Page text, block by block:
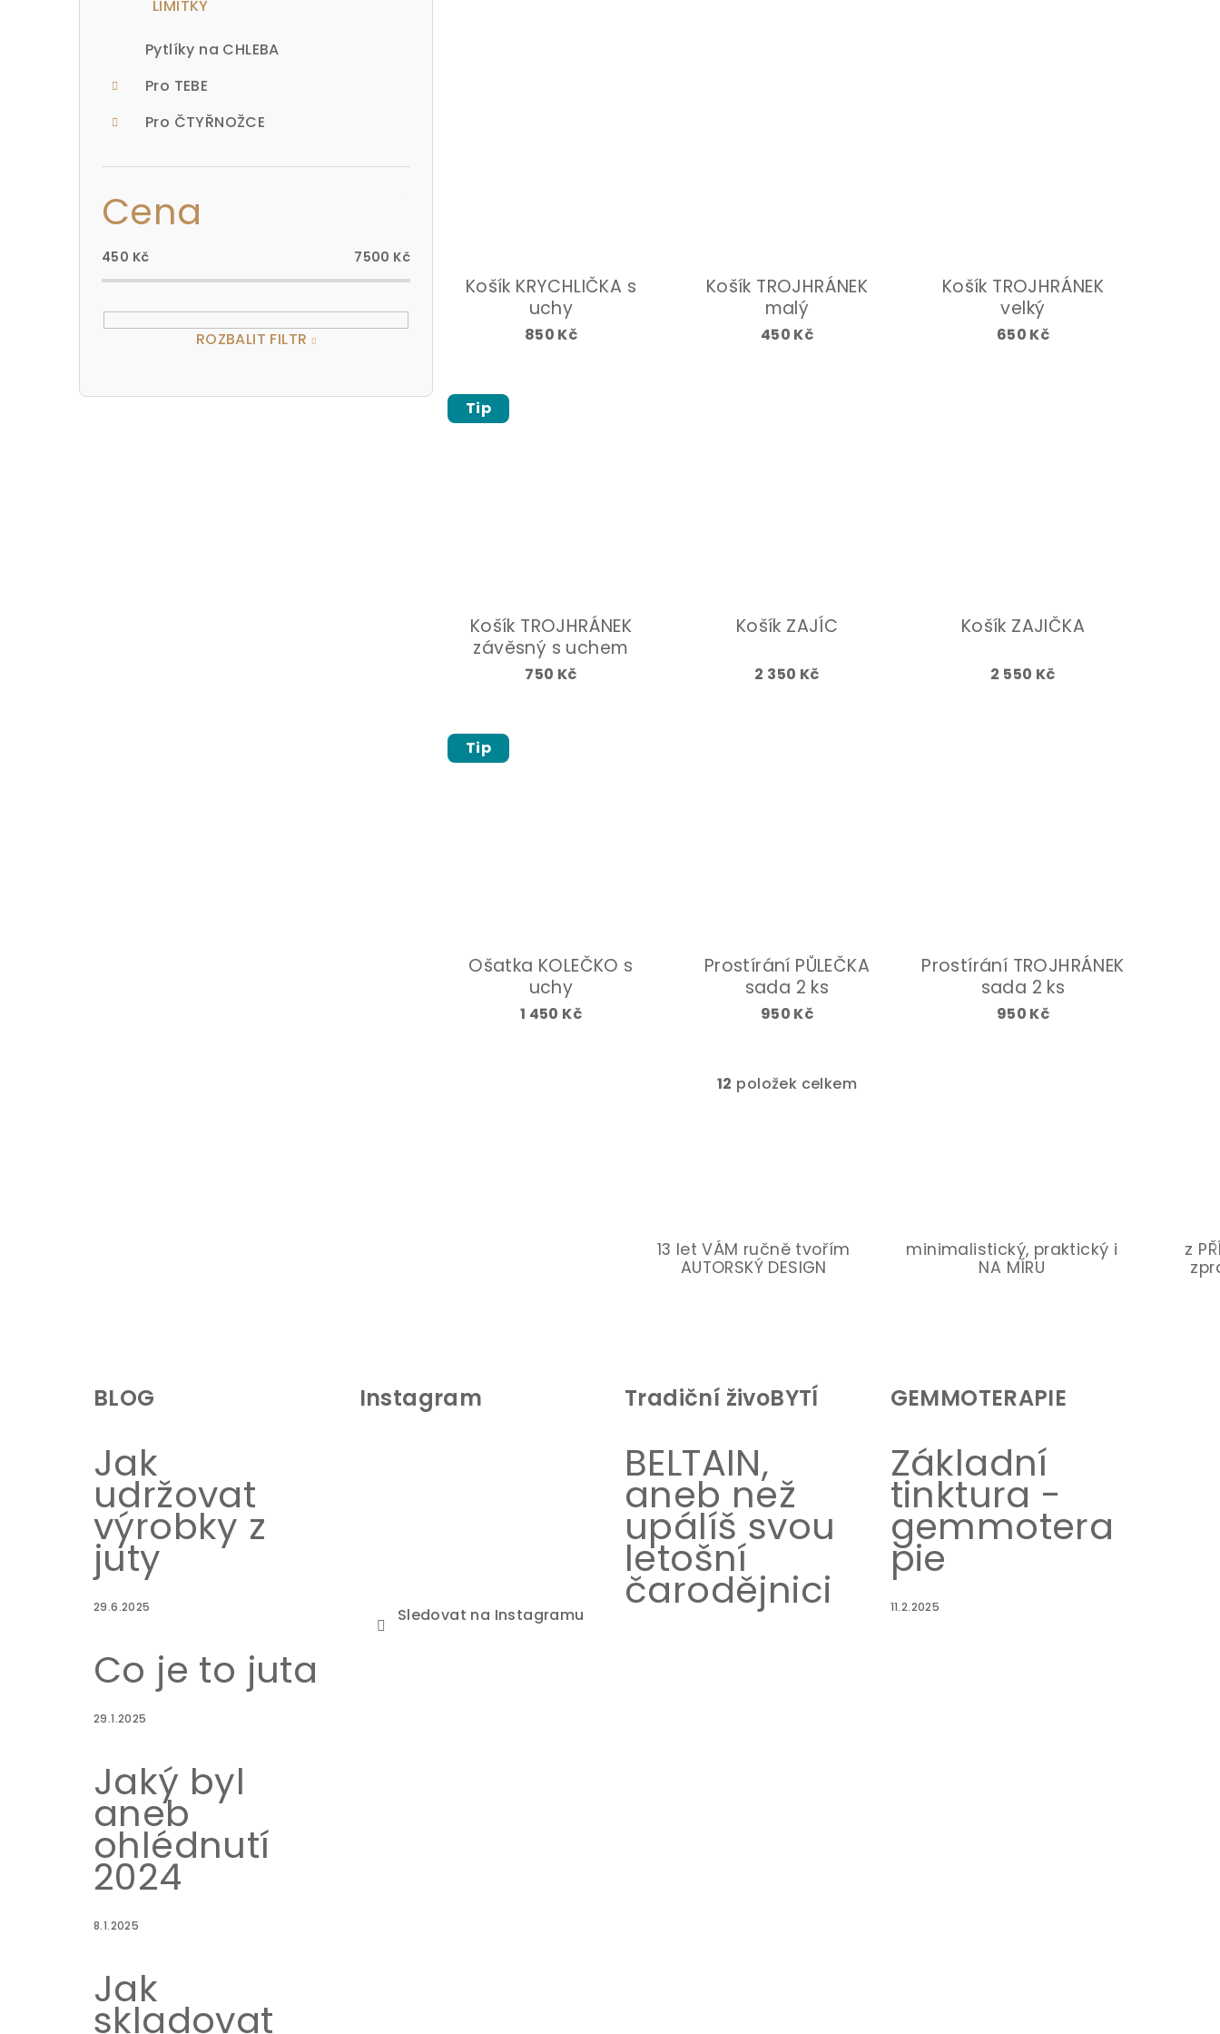
LIMITKY
Pytlíky na CHLEBA
Pro TEBE
Pro ČTYŘNOŽCE
Cena
450 Kč 7500 Kč
ROZBALIT FILTR
Košík KRYCHLIČKA s
uchy
850 Kč
Košík TROJHRÁNEK
malý
450 Kč
Košík TROJHRÁNEK
velký
650 Kč
Tip
Košík TROJHRÁNEK
závěsný s uchem
750 Kč
Košík ZAJÍC
2 350 Kč
Košík ZAJIČKA
2 550 Kč
Tip
Ošatka KOLEČKO s
uchy
1 450 Kč
Prostírání PŮLEČKA
sada 2 ks
950 Kč
Prostírání TROJHRÁNEK
sada 2 ks
950 Kč
O
c
í
y
p
i
s
12 položek celkem
13 let VÁM ručně tvořím
AUTORSKÝ DESIGN
minimalistický, praktický i
NA MÍRU
z
BLOG
Jak
udržovat
výrobky z
juty
29.6.2025
Co je to juta
29.1.2025
Jaký byl
aneb
ohlédnutí
2024
8.1.2025
Jak
skladovat
Instagram
Sledovat na Instagramu
Tradiční živoBYTÍ
BELTAIN,
aneb než
upálíš svou
letošní
čarodějnici
GEMMOTERAPIE
Základní
tinktura -
gemmotera
pie
11.2.2025